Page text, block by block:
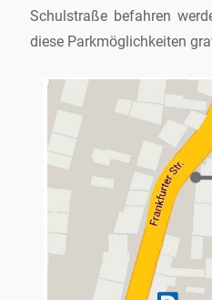
Schulstraße befahren
diese Parkmöglichkeiten